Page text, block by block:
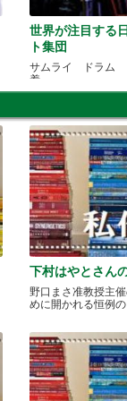
世界が注目する
ト集団
サムライ ドラム
着
下村はやとさん
野口まさ准教授主
めに開かれる恒例